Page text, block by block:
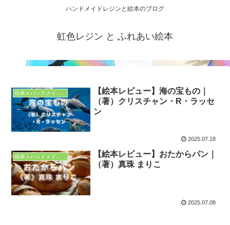
ハンドメイドレジンと絵本のブログ
虹色レジン と ふれあい絵本
【絵本レビュー】海の宝もの｜
（著）クリスチャン・R・ラッセ
ン
2025.07.18
【絵本レビュー】おたからパン｜
（著）真珠 まりこ
2025.07.08